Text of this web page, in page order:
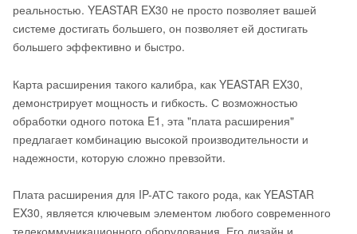
реальностью. YEASTAR EX30 не просто позволяет вашей
системе достигать большего, он позволяет ей достигать
большего эффективно и быстро.
Карта расширения такого калибра, как YEASTAR EX30,
демонстрирует мощность и гибкость. С возможностью
обработки одного потока E1, эта "плата расширения"
предлагает комбинацию высокой производительности и
надежности, которую сложно превзойти.
Плата расширения для IP-АТС такого рода, как YEASTAR
EX30, является ключевым элементом любого современного
телекоммуникационного оборудования. Его дизайн и